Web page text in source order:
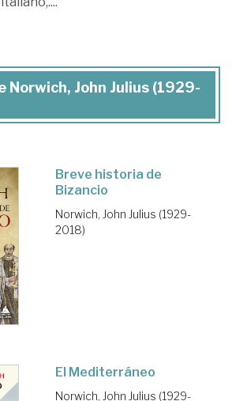
Norwich, John Julius (1929-
Breve historia de
Bizancio
Norwich, John Julius (1929-
2018)
El Mediterráneo
Norwich, John Julius (1929-